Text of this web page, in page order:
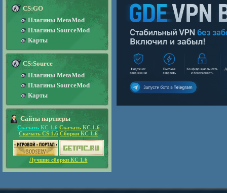
CS:GO
Плагины MetaMod
Плагины SourceMod
Карты
CS:Source
Плагины MetaMod
Плагины SourceMod
Карты
Сайты партнеры
Скачать КС 1.6 Скачать КС 1.6
Скачать CS 1.6 Сборки КС 1.6
Лучшие сборки КС 1.6